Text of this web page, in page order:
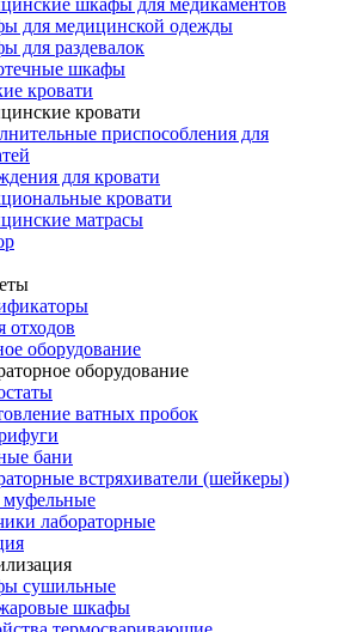
шкафы для медикаментов
для медицинской одежды
для раздевалок
шкафы
кровати
кровати
приспособления для
для кровати
кровати
матрасы
отходов
оборудование
оборудование
ватных пробок
бани
встряхиватели (шейкеры)
лабораторные
сушильные
шкафы